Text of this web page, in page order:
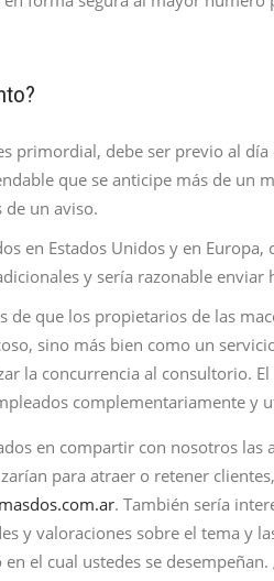
primordial, debe ser previo al
que se anticipe más de un
de un aviso.
en Estados Unidos y en
y sería razonable enviar
de que los propietarios de las
sino más bien como un
la concurrencia al consultorio.
complementariamente y
en compartir con nosotros las
para atraer o retener
. También sería
y valoraciones sobre el tema y
el cual ustedes se desempeñan.